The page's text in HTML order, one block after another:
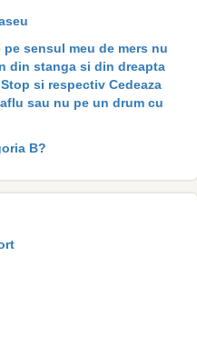
sensul meu de mers nu
din stanga si din dreapta
si respectiv Cedeaza
sau nu pe un drum cu
B?